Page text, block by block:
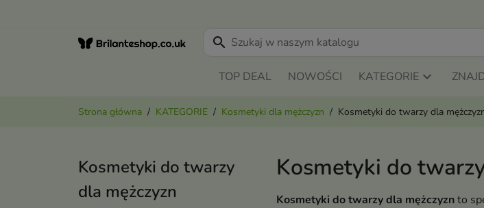
search
TOP DEAL NOWOŚCI KATEGORIE
Strona główna KATEGORIE Kosmetyki dla mężczyzn Kosmetyki do twarzy dla
Kosmetyki do twarzy
dla mężczyzn
Kosmetyki do
Kosmetyki do twarzy dla mężczyznto